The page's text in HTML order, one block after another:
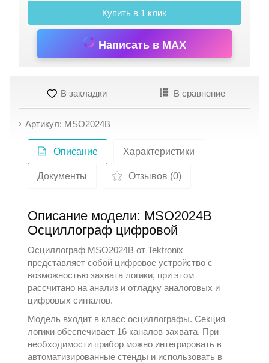
Купить в 1 клик
Написать в MAX
В закладки В сравнение
Артикул: MSO2024B
Описание Характеристики
Документы Отзывов (0)
Описание модели: MSO2024B
Осциллограф цифровой
Осциллограф MSO2024B отTektronix
представляет собой цифровое устройство с
возможностью захвата логики, при этом
рассчитано на анализ и отладку аналоговых и
цифровых сигналов.
Модель входит в классосциллографы. Секция
логики обеспечивает 16 каналов захвата. При
необходимости прибор можно интегрировать в
автоматизированные стенды и использовать в